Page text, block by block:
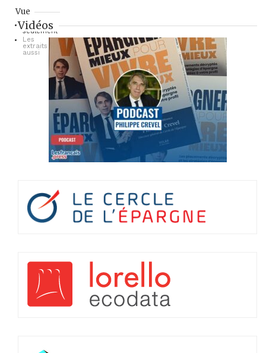
Vue
Les titres
seulement
Les
extraits
aussi
Vidéos